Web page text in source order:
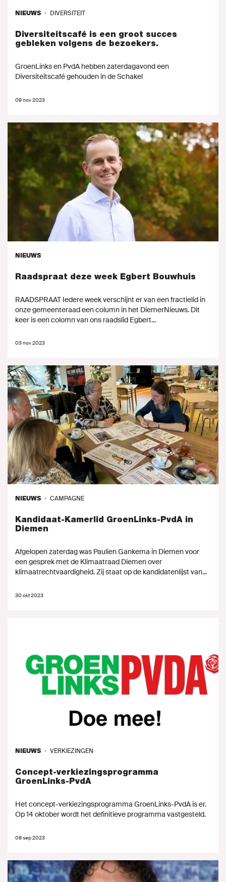
NIEUWS ・ DIVERSITEIT
Diversiteitscafé is een groot succes
gebleken volgens de bezoekers.
GroenLinks en PvdA hebben zaterdagavond een
Diversiteitscafé gehouden in de Schakel
09 nov 2023
NIEUWS
Raadspraat deze week Egbert Bouwhuis
RAADSPRAAT Iedere week verschijnt er van een fractielid in
onze gemeenteraad een column in het DiemerNieuws. Dit
keer is een colomn van ons raadslid Egbert...
03 nov 2023
NIEUWS ・ CAMPAGNE
Kandidaat-Kamerlid GroenLinks-PvdA in
Diemen
Afgelopen zaterdag was Paulien Gankema in Diemen voor
een gesprek met de Klimaatraad Diemen over
klimaatrechtvaardigheid. Zij staat op de kandidatenlijst van...
30 okt 2023
NIEUWS ・ VERKIEZINGEN
Concept-verkiezingsprogramma
GroenLinks-PvdA
Het concept-verkiezingsprogramma GroenLinks-PvdA is er.
Op 14 oktober wordt het definitieve programma vastgesteld.
08 sep 2023